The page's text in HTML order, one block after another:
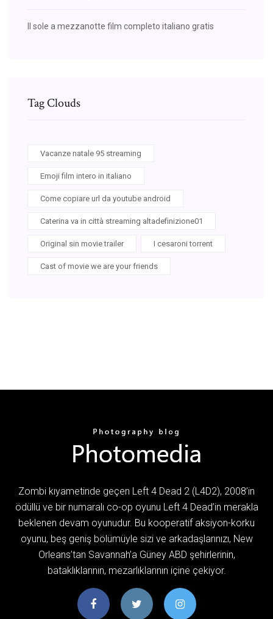
Il sole a mezzanotte film completo italiano gratis
Tag Clouds
Vacanze natale 95 streaming
Emoji film intero in italiano
Come copiare url da youtube android
Caterina va in città streaming altadefinizione01
Original sin movie trailer I cesaroni torrent
Cast of movie we are your friends
Zombi kıyametinde geçen Left 4 Dead 2 (L4D2), 2008’in
ödüllü ve bir numaralı co-op oyunu Left 4 Dead’in merakla
beklenen devam oyunudur. Bu kooperatif aksiyon-korku
oyunu, beş geniş bölümüyle sizi ve arkadaşlarınızı, New
Orleans’tan Savannah’a Güney ABD şehirlerinin,
bataklıklarının, mezarlıklarının içine çekiyor.